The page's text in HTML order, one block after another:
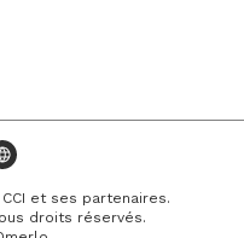
LinkedIn
web
et ses partenaires.
droits réservés.